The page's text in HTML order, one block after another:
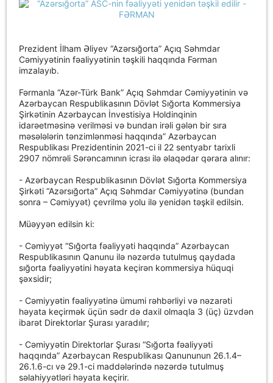
Prezident İlham Əliyev “Azərsığorta” Açıq Səhmdar
Cəmiyyətinin fəaliyyətinin təşkili haqqında Fərman
imzalayıb.
Fərmanla “Azər-Türk Bank” Açıq Səhmdar Cəmiyyətinin və
Azərbaycan Respublikasının Dövlət Sığorta Kommersiya
Şirkətinin Azərbaycan İnvestisiya Holdinqinin
idarəetməsinə verilməsi və bundan irəli gələn bir sıra
məsələlərin tənzimlənməsi haqqında” Azərbaycan
Respublikası Prezidentinin 2021-ci il 22 sentyabr tarixli
2907 nömrəli Sərəncamının icrası ilə əlaqədar qərara alınır:
- Azərbaycan Respublikasının Dövlət Sığorta Kommersiya
Şirkəti “Azərsığorta” Açıq Səhmdar Cəmiyyətinə (bundan
sonra – Cəmiyyət) çevrilmə yolu ilə yenidən təşkil edilsin.
Müəyyən edilsin ki:
- Cəmiyyət “Sığorta fəaliyyəti haqqında” Azərbaycan
Respublikasının Qanunu ilə nəzərdə tutulmuş qaydada
sığorta fəaliyyətini həyata keçirən kommersiya hüquqi
şəxsidir;
- Cəmiyyətin fəaliyyətinə ümumi rəhbərliyi və nəzarəti
həyata keçirmək üçün sədr də daxil olmaqla 3 (üç) üzvdən
ibarət Direktorlar Şurası yaradılır;
- Cəmiyyətin Direktorlar Şurası “Sığorta fəaliyyəti
haqqında” Azərbaycan Respublikası Qanununun 26.1.4–
26.1.6-cı və 29.1-ci maddələrində nəzərdə tutulmuş
səlahiyyətləri həyata keçirir.